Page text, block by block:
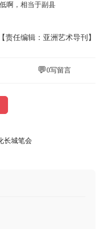
啊，相当于副县
【责任编辑：亚洲艺术导刊】
💬0写留言
长城笔会